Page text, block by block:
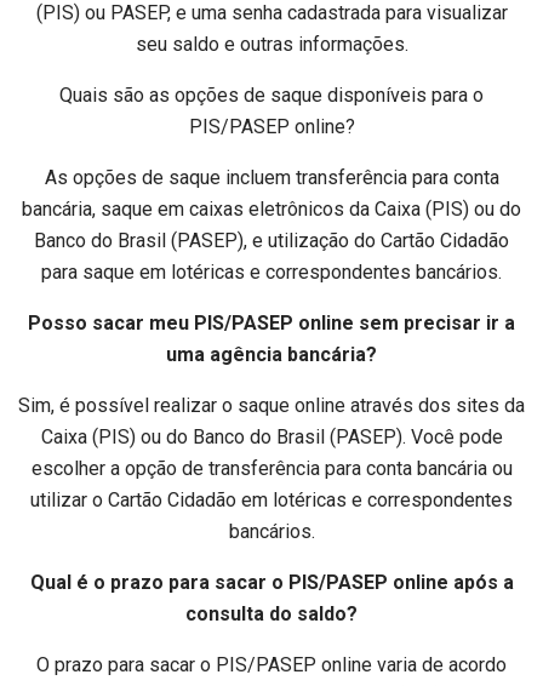
(PIS) ou PASEP, e uma senha cadastrada para visualizar
seu saldo e outras informações.
Quais são as opções de saque disponíveis para o
PIS/PASEP online?
As opções de saque incluem transferência para conta
bancária, saque em caixas eletrônicos da Caixa (PIS) ou do
Banco do Brasil (PASEP), e utilização do Cartão Cidadão
para saque em lotéricas e correspondentes bancários.
Posso sacar meu PIS/PASEP online sem precisar ir a
uma agência bancária?
Sim, é possível realizar o saque online através dos sites da
Caixa (PIS) ou do Banco do Brasil (PASEP). Você pode
escolher a opção de transferência para conta bancária ou
utilizar o Cartão Cidadão em lotéricas e correspondentes
bancários.
Qual é o prazo para sacar o PIS/PASEP online após a
consulta do saldo?
O prazo para sacar o PIS/PASEP online varia de acordo